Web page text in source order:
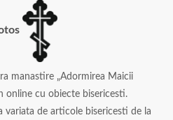
manastire „Adormirea Maicii
online cu obiecte bisericesti.
variata de articole bisericesti de la